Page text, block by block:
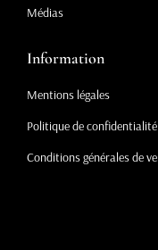
Médias
Information
Mentions légales
Politique de confidentialité
Conditions générales de